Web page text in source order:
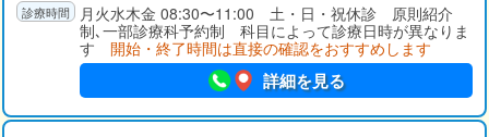
月火水木金 08:30〜11:00 土・日・祝休診 原則紹介
制､一部診療科予約制 科目によって診療日時が異なりま
す 開始・終了時間は直接の確認をおすすめします
詳細を見る